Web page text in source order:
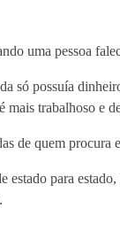
uma pessoa
só possuía
mais trabalhoso e
de quem procura
estado para